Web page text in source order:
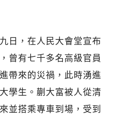
日，在人民大會堂宣布
曾有七千多名高級官員
帶來的災禍，此時湧進
學生。蒯大富被人從清
並搭乘專車到場，受到